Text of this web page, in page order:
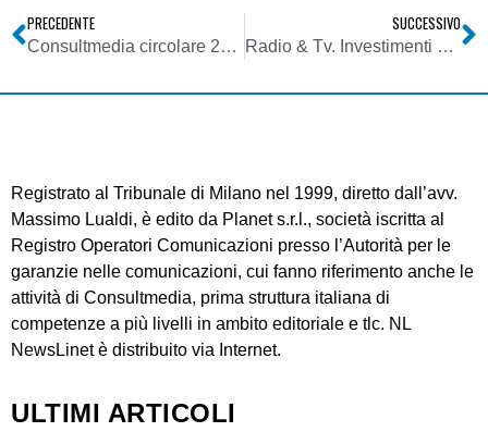
PRECEDENTE
Consultmedia circolare 20032018 su credito di imposta sugli investimenti pubblicitari_Consiglio di Stato
SUCCESSIVO
Radio & Tv. Investimenti pubblicitari incrementali e relativo decreto attuativo
Registrato al Tribunale di Milano nel 1999, diretto dall’avv.
Massimo Lualdi, è edito da Planet s.r.l., società iscritta al
Registro Operatori Comunicazioni presso l’Autorità per le
garanzie nelle comunicazioni, cui fanno riferimento anche le
attività di Consultmedia, prima struttura italiana di
competenze a più livelli in ambito editoriale e tlc. NL
NewsLinet è distribuito via Internet.
ULTIMI ARTICOLI